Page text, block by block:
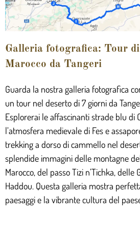
Galleria fotografica: Tour
Marocco da Tangeri
Guarda la nostra galleria fotografica
un tour nel deserto di 7 giorni da
Esplorerai le affascinanti strade blu di
l’atmosfera medievale di Fes e
trekking a dorso di cammello nel
splendide immagini delle montagne
Marocco, del passo Tizi n’Tichka, delle
Haddou. Questa galleria mostra
paesaggi e la vibrante cultura del